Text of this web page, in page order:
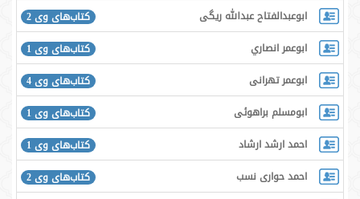
ابوعبدالفتاح عبدالله ریگی
کتاب‌های وی 2
ابوعمر انصاري
کتاب‌های وی 1
ابوعمر تهرانی
کتاب‌های وی 4
ابومسلم براهوئی
کتاب‌های وی 1
احمد ارشد ارشاد
کتاب‌های وی 1
احمد حواری نسب
کتاب‌های وی 2